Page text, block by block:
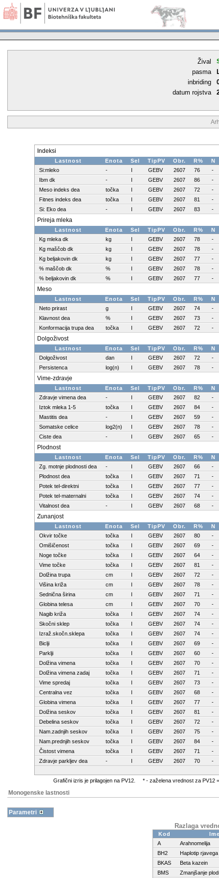
Žival
pasma
inbriding
datum rojstva
Indeksi
Lastnost Enota Sel TipPV Obr. R%
N
Si:mleko
- I GEBV 2607 76
-
Ibm dk
- I GEBV 2607 86
-
Meso indeks dea
točka I GEBV 2607 72
-
Fitnes indeks dea
točka I GEBV 2607 81
-
Si: Eko dea
- I GEBV 2607 83 -
Prireja mleka
Lastnost Enota Sel TipPV Obr. R%
N
Kg mleka dk
kg I GEBV 2607 78
-
Kg maščob dk
kg I GEBV 2607 78
-
Kg beljakovin dk
kg I GEBV 2607 77
-
% maščob dk
% I GEBV 2607 78
-
% beljakovin dk
% I GEBV 2607 77 -
Meso
Lastnost Enota Sel TipPV Obr. R%
N
Neto prirast
g I GEBV 2607 74
-
Klavnost dea
% I GEBV 2607 73
-
Konformacija trupa dea
točka I GEBV 2607 72 -
Dolgoživost
Lastnost Enota Sel TipPV Obr. R%
N
Dolgoživost
dan I GEBV 2607 72
-
Persistenca
log(n) I GEBV 2607 78 -
Vime-zdravje
Lastnost Enota Sel TipPV Obr. R%
N
Zdravje vimena dea
- I GEBV 2607 82
-
Iztok mleka 1-5
točka I GEBV 2607 84
-
Mastitis dea
- I GEBV 2607 59
-
Somatske celice
log2(n) I GEBV 2607 78
-
Ciste dea
- I GEBV 2607 65 -
Plodnost
Lastnost Enota Sel TipPV Obr. R%
N
Zg. motnje plodnosti dea
- I GEBV 2607 66
-
Plodnost dea
točka I GEBV 2607 71
-
Potek tel-direktni
točka I GEBV 2607 77
-
Potek tel-maternalni
točka I GEBV 2607 74
-
Vitalnost dea
- I GEBV 2607 68 -
Zunanjost
Lastnost Enota Sel TipPV Obr. R%
N
Okvir točke
točka I GEBV 2607 80
-
Omišičenost
točka I GEBV 2607 69
-
Noge točke
točka I GEBV 2607 64
-
Vime točke
točka I GEBV 2607 81
-
Dolžina trupa
cm I GEBV 2607 72
-
Višina križa
cm I GEBV 2607 78
-
Sednična širina
cm I GEBV 2607 71
-
Globina telesa
cm I GEBV 2607 70
-
Nagib križa
točka I GEBV 2607 74
-
Skočni sklep
točka I GEBV 2607 74
-
Izraž.skočn.sklepa
točka I GEBV 2607 74
-
Biclji
točka I GEBV 2607 69
-
Parklji
točka I GEBV 2607 60
-
Dolžina vimena
točka I GEBV 2607 70
-
Dolžina vimena zadaj
točka I GEBV 2607 71
-
Vime spredaj
točka I GEBV 2607 73
-
Centralna vez
točka I GEBV 2607 68
-
Globina vimena
točka I GEBV 2607 77
-
Dolžina seskov
točka I GEBV 2607 81
-
Debelina seskov
točka I GEBV 2607 72
-
Nam.zadnjih seskov
točka I GEBV 2607 75
-
Nam.prednjih seskov
točka I GEBV 2607 84
-
Čistost vimena
točka I GEBV 2607 71
-
Zdravje parkljev dea
- I GEBV 2607 70 -
Grafični izris je prilagojen na PV12. * - zaželena vrednost za
Monogenske lastnosti
Parametri
Razlaga
Kod
A
Arahnomelija
BH2
Haplotip
BKAS
Beta kazein
BMS
Zmanjšanje